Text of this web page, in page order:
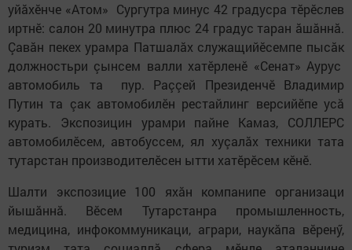
уйăхӗнче «Атом» Сургутра минус 42 градусра тӗрӗслев
иртнӗ: салон 20 минутра плюс 24 градус таран ăшăннă.
Çавăн пекех урамра Патшалăх служащийӗсемпе пысăк
должностьри çынсем валли хатӗрленӗ «Сенат» Аурус
автомобиль та пур. Раççей Президенчӗ Владимир
Путин та çак автомобилӗн рестайлинг версийӗпе усă
курать. Экспозицин урамри пайне Камаз, СОЛЛЕРС
автомобилӗсем, автобуссем, ял хуçалăх техники тата
тутарстан производителӗсен ытти хатӗрӗсем кӗнӗ.
Шалти экспозицие 100 яхăн компанипе организаци
йышăннă. Вӗсем Тутарстанра промышленность,
медицина, инфокоммуникаци, аграри, наукăпа вӗренӳ,